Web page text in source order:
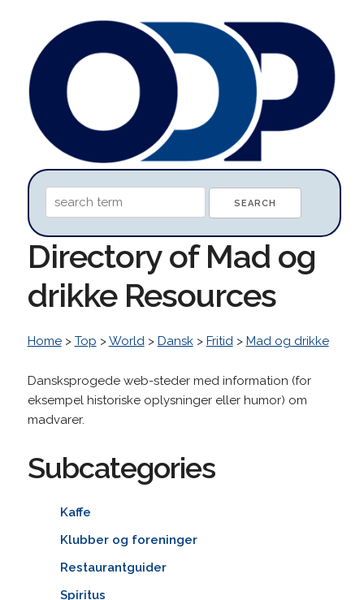
Directory of Mad og
drikke Resources
Home> Top >World> Dansk> Fritid> Mad og drikke
Dansksprogede web-steder med information (for
eksempel historiske oplysninger eller humor) om
madvarer.
Subcategories
Kaffe
Klubber og foreninger
Restaurantguider
Spiritus